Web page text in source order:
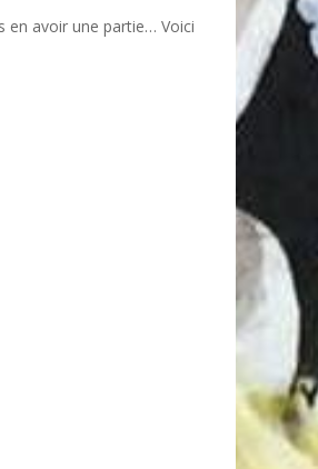
en avoir une partie… Voici